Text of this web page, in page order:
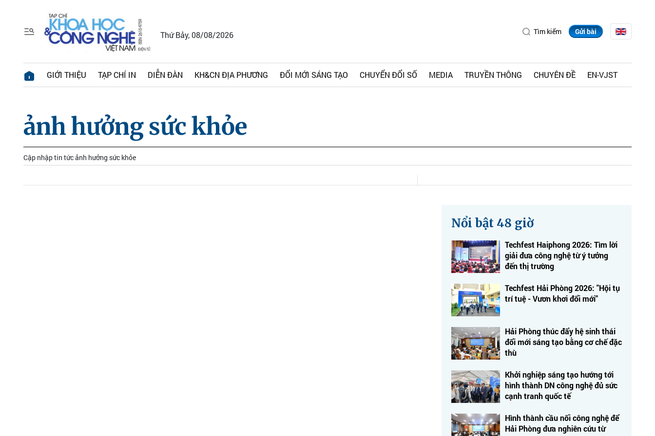
Thứ Bảy, 08/08/2026 Tìm kiếm Gửi bài
GIỚI THIỆU TẠP CHÍ IN DIỄN ĐÀN KH&CN ĐỊA PHƯƠNG ĐỔI MỚI SÁNG TẠO CHUYỂN ĐỔI SỐ MEDIA TRUYỀN THÔNG CHUYÊN ĐỀ EN-VJST
ảnh hưởng sức khỏe
Cập nhập tin tức ảnh hưởng sức khỏe
Nổi bật 48 giờ
Techfest Haiphong 2026: Tìm lời
giải đưa công nghệ từ ý tưởng
đến thị trường
Techfest Hải Phòng 2026: "Hội tụ
trí tuệ - Vươn khơi đổi mới"
Hải Phòng thúc đẩy hệ sinh thái
đổi mới sáng tạo bằng cơ chế đặc
thù
Khởi nghiệp sáng tạo hướng tới
hình thành DN công nghệ đủ sức
cạnh tranh quốc tế
Hình thành cầu nối công nghệ để
Hải Phòng đưa nghiên cứu từ